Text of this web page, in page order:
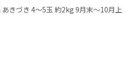
あきづき 4～5玉 約2kg 9月末～10月上